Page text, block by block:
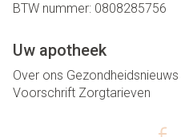
BTW nummer: 0808285756
Uw apotheek
Over ons Gezondheidsnieuws
Voorschrift Zorgtarieven